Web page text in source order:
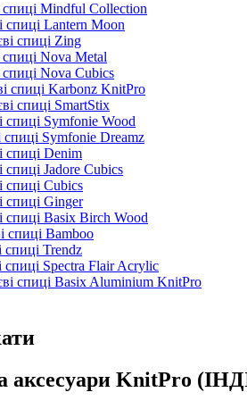
спиці Mindful Collection
спиці Lantern Moon
спиці Zing
Nova Metal
спиці Nova Cubics
спиці Karbonz KnitPro
спиці SmartStix
спиці Symfonie Wood
спиці Symfonie Dreamz
спиці Denim
спиці Jadore Cubics
спиці Cubics
спиці Ginger
спиці Basix Birch Wood
спиці Bamboo
спиці Trendz
спиці Spectra Flair Acrylic
спиці Basix Aluminium KnitPro
аксесуари KnitPro